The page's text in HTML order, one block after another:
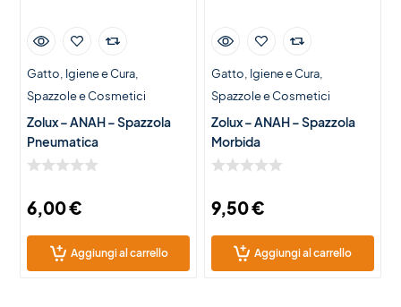
Gatto Igiene e Cura
Spazzole e Cosmetici
Zolux – ANAH – Spazzola
Pneumatica
6,00€
Aggiungi al carrello
Gatto Igiene e Cura
Spazzole e Cosmetici
Zolux – ANAH – Spazzola
Morbida
9,50€
Aggiungi al carrello